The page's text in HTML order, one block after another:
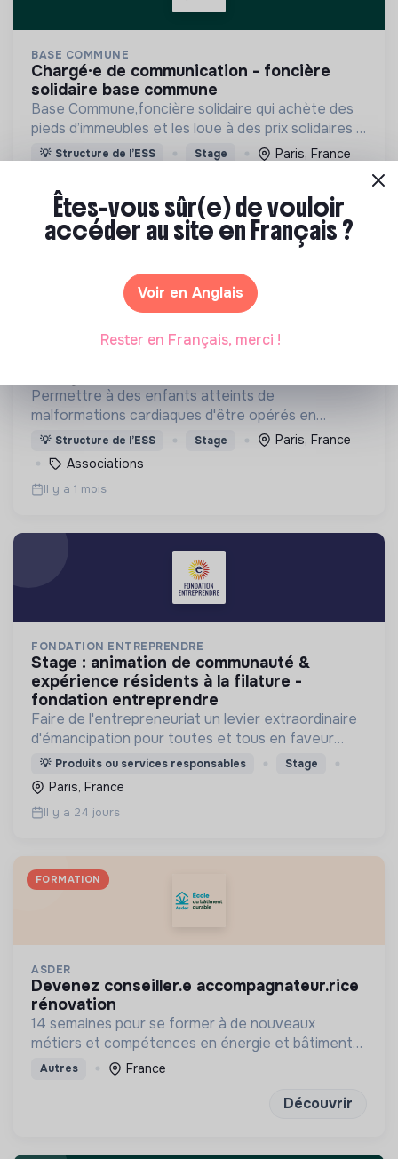
BASE COMMUNE
chargé·e de communication - foncière
solidaire base commune
Base Commune,foncière solidaire qui achète des
pieds d’immeubles et les loue à des prix solidaires à
des acteurs à impact social (entreprises de l'ESS,
💡 Structure de l’ESS Stage
Paris, France
Il y a 1 mois
Permettre à des enfants atteints de
malformations cardiaques d'être opérés en
France, en Suisse ou en Belgique lorsque cela est
impossible dans leur pays faute de moyens
techniques ou financiers.
💡 Structure de l’ESS Stage
Paris, France
Associations
Il y a 1 mois
FONDATION ENTREPRENDRE
stage : animation de communauté &
expérience résidents à la filature -
fondation entreprendre
Faire de l'entrepreneuriat un levier extraordinaire
d'émancipation pour toutes et tous en faveur
d'une société inclusive et durable.
💡 Produits ou services responsables Stage
Paris, France
Il y a 24 jours
FORMATION
ASDER
devenez conseiller.e accompagnateur.rice
rénovation
14 semaines pour se former à de nouveaux
métiers et compétences en énergie et bâtiment
durables
Autres France
Découvrir
Êtes-vous sûr(e) de vouloir
accéder au site en Français ?
Voir en Anglais
Rester en Français, merci !